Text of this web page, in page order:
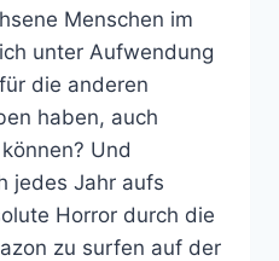
Menschen im
unter Aufwendung
die anderen
haben, auch
Und
jedes Jahr aufs
Horror durch die
zu surfen auf der